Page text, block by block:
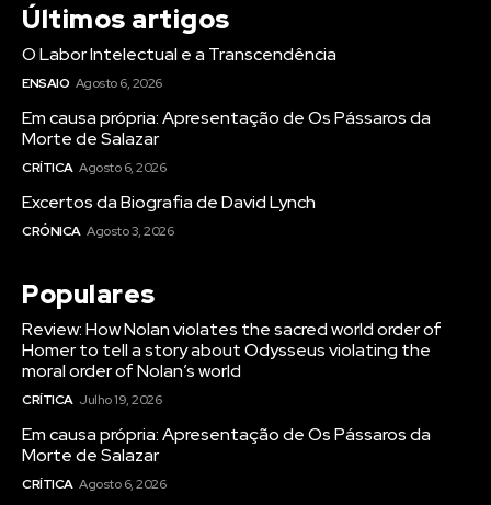
Últimos artigos
O Labor Intelectual e a Transcendência
ENSAIO Agosto 6, 2026
Em causa própria: Apresentação de Os Pássaros da
Morte de Salazar
CRÍTICA Agosto 6, 2026
Excertos da Biografia de David Lynch
CRÓNICA Agosto 3, 2026
Populares
Review: How Nolan violates the sacred world order of
Homer to tell a story about Odysseus violating the
moral order of Nolan’s world
CRÍTICA Julho 19, 2026
Em causa própria: Apresentação de Os Pássaros da
Morte de Salazar
CRÍTICA Agosto 6, 2026